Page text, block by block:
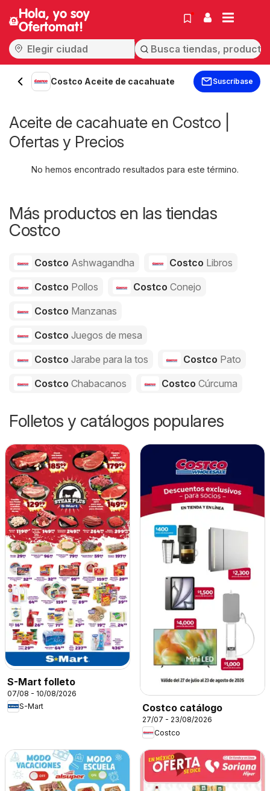
Hola, yo soy
Ofertomat!
Costco Aceite de cacahuate Suscríbase
Aceite de cacahuate en Costco |
Ofertas y Precios
No hemos encontrado resultados para este término.
Más productos en las tiendas
Costco
Costco Ashwagandha Costco Libros
Costco Pollos Costco Conejo
Costco Manzanas
Costco Juegos de mesa
Costco Jarabe para la tos Costco Pato
Costco Chabacanos Costco Cúrcuma
Folletos y catálogos populares
S-Mart folleto
07/08 - 10/08/2026
S-Mart
Costco catálogo
27/07 - 23/08/2026
Costco